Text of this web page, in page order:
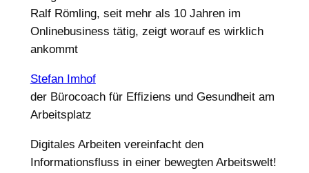
Ralf Römling, seit mehr als 10 Jahren im
Onlinebusiness tätig, zeigt worauf es wirklich
ankommt
Stefan Imhof
der Bürocoach für Effiziens und Gesundheit am
Arbeitsplatz
Digitales Arbeiten vereinfacht den
Informationsfluss in einer bewegten Arbeitswelt!